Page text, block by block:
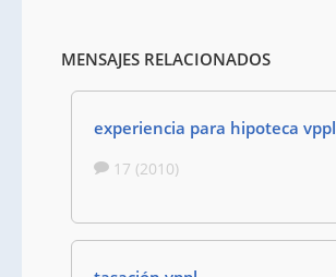
MENSAJES RELACIONADOS
experiencia para hipoteca vppl
17 (2010)